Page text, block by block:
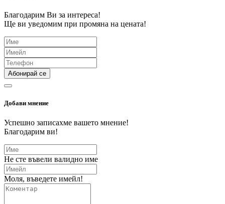
Благодарим Ви за интереса!
Ще ви уведомим при промяна на цената!
Абонирай се
Добави мнение
Успешно записахме вашето мнение!
Благодарим ви!
Не сте въвели валидно име
Моля, въведете имейл!